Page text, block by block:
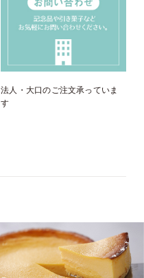
法人・大口のご注文承っていま
す